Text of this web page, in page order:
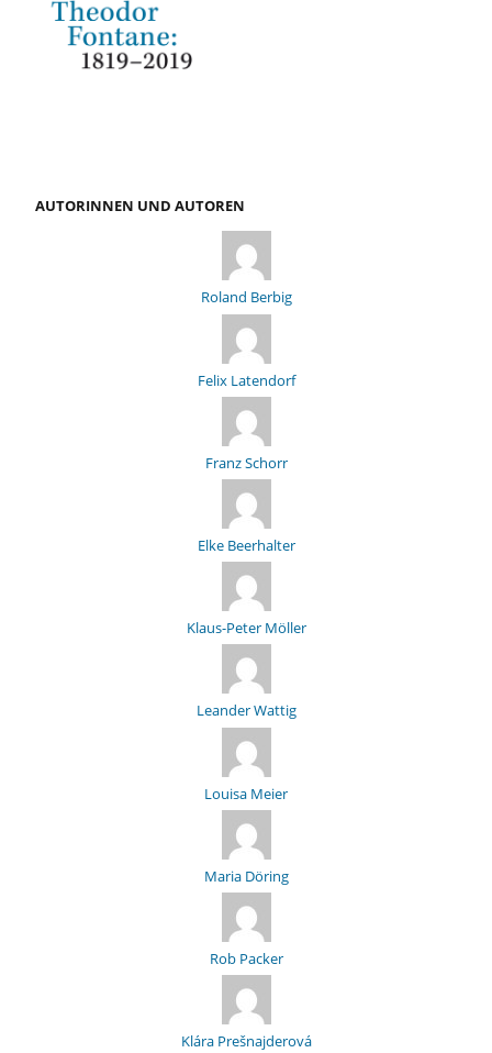
AUTORINNEN UND AUTOREN
Roland Berbig
Felix Latendorf
Franz Schorr
Elke Beerhalter
Klaus-Peter Möller
Leander Wattig
Louisa Meier
Maria Döring
Rob Packer
Klára Prešnajderová